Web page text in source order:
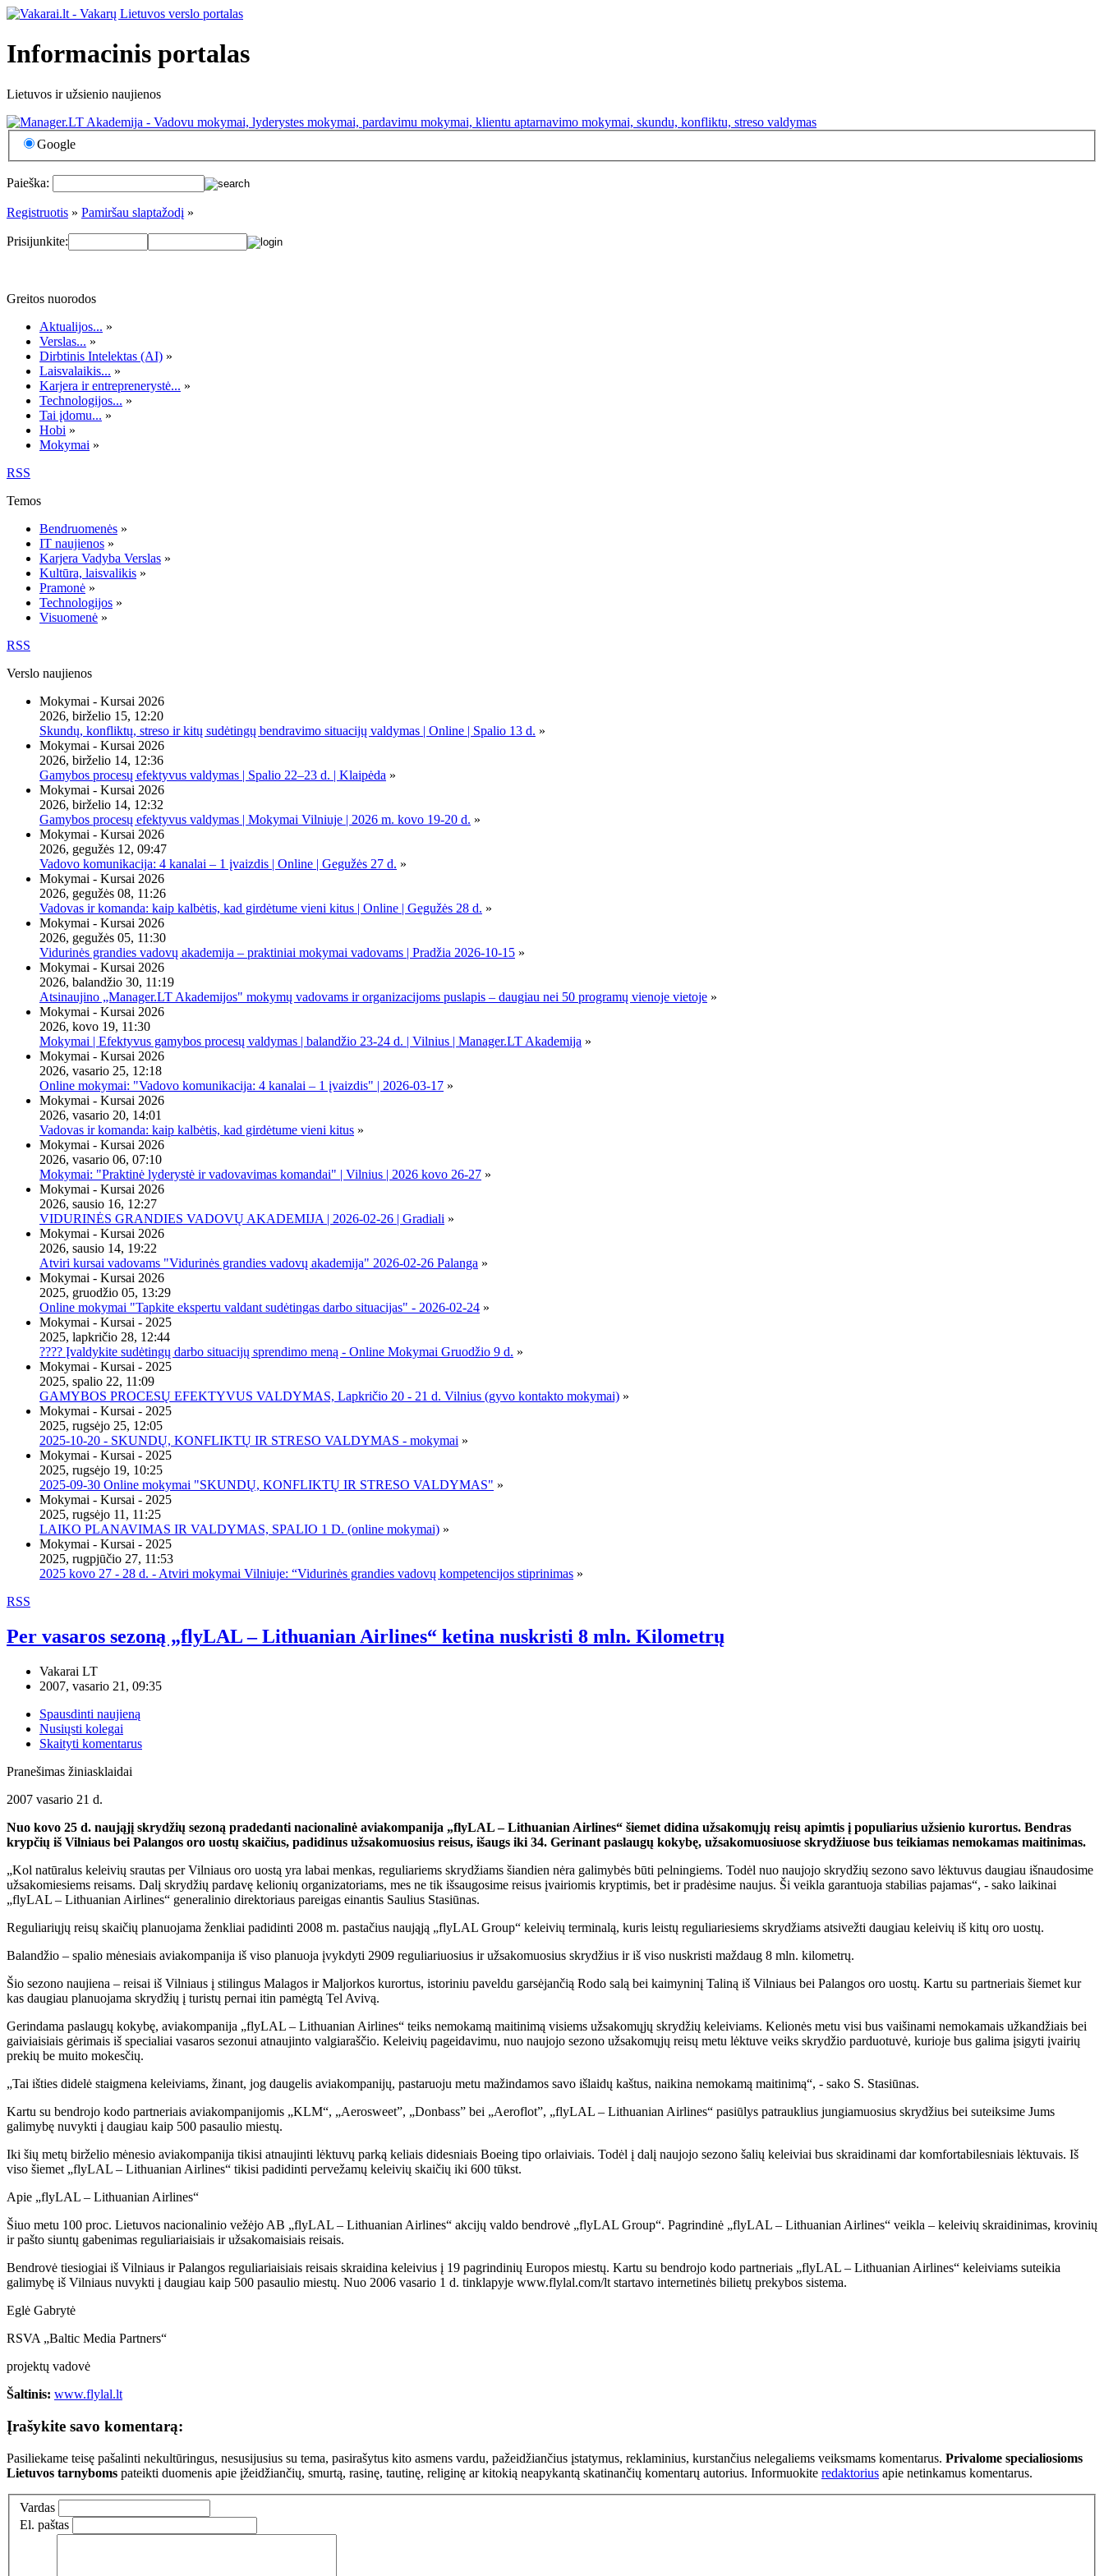
Informacinis portalas
Lietuvos ir užsienio naujienos
Google
Paieška:
Registruotis » Pamiršau slaptažodį »
Prisijunkite:
Greitos nuorodos
Aktualijos... »
Verslas... »
Dirbtinis Intelektas (AI) »
Laisvalaikis... »
Karjera ir entreprenerystė... »
Technologijos... »
Tai įdomu... »
Hobi »
Mokymai »
RSS
Temos
Bendruomenės »
IT naujienos »
Karjera Vadyba Verslas »
Kultūra, laisvalikis »
Pramonė »
Technologijos »
Visuomenė »
RSS
Verslo naujienos
Mokymai - Kursai 2026
2026, birželio 15, 12:20
Skundų, konfliktų, streso ir kitų sudėtingų bendravimo situacijų valdymas | Online | Spalio 13 d. »
Mokymai - Kursai 2026
2026, birželio 14, 12:36
Gamybos procesų efektyvus valdymas | Spalio 22–23 d. | Klaipėda »
Mokymai - Kursai 2026
2026, birželio 14, 12:32
Gamybos procesų efektyvus valdymas | Mokymai Vilniuje | 2026 m. kovo 19-20 d. »
Mokymai - Kursai 2026
2026, gegužės 12, 09:47
Vadovo komunikacija: 4 kanalai – 1 įvaizdis | Online | Gegužės 27 d. »
Mokymai - Kursai 2026
2026, gegužės 08, 11:26
Vadovas ir komanda: kaip kalbėtis, kad girdėtume vieni kitus | Online | Gegužės 28 d. »
Mokymai - Kursai 2026
2026, gegužės 05, 11:30
Vidurinės grandies vadovų akademija – praktiniai mokymai vadovams | Pradžia 2026-10-15 »
Mokymai - Kursai 2026
2026, balandžio 30, 11:19
Atsinaujino „Manager.LT Akademijos" mokymų vadovams ir organizacijoms puslapis – daugiau nei 50 programų vienoje vietoje »
Mokymai - Kursai 2026
2026, kovo 19, 11:30
Mokymai | Efektyvus gamybos procesų valdymas | balandžio 23-24 d. | Vilnius | Manager.LT Akademija »
Mokymai - Kursai 2026
2026, vasario 25, 12:18
Online mokymai: "Vadovo komunikacija: 4 kanalai – 1 įvaizdis" | 2026-03-17 »
Mokymai - Kursai 2026
2026, vasario 20, 14:01
Vadovas ir komanda: kaip kalbėtis, kad girdėtume vieni kitus »
Mokymai - Kursai 2026
2026, vasario 06, 07:10
Mokymai: "Praktinė lyderystė ir vadovavimas komandai" | Vilnius | 2026 kovo 26-27 »
Mokymai - Kursai 2026
2026, sausio 16, 12:27
VIDURINĖS GRANDIES VADOVŲ AKADEMIJA | 2026-02-26 | Gradiali »
Mokymai - Kursai 2026
2026, sausio 14, 19:22
Atviri kursai vadovams "Vidurinės grandies vadovų akademija" 2026-02-26 Palanga »
Mokymai - Kursai 2026
2025, gruodžio 05, 13:29
Online mokymai "Tapkite ekspertu valdant sudėtingas darbo situacijas" - 2026-02-24 »
Mokymai - Kursai - 2025
2025, lapkričio 28, 12:44
???? Įvaldykite sudėtingų darbo situacijų sprendimo meną - Online Mokymai Gruodžio 9 d. »
Mokymai - Kursai - 2025
2025, spalio 22, 11:09
GAMYBOS PROCESŲ EFEKTYVUS VALDYMAS, Lapkričio 20 - 21 d. Vilnius (gyvo kontakto mokymai) »
Mokymai - Kursai - 2025
2025, rugsėjo 25, 12:05
2025-10-20 - SKUNDŲ, KONFLIKTŲ IR STRESO VALDYMAS - mokymai »
Mokymai - Kursai - 2025
2025, rugsėjo 19, 10:25
2025-09-30 Online mokymai "SKUNDŲ, KONFLIKTŲ IR STRESO VALDYMAS" »
Mokymai - Kursai - 2025
2025, rugsėjo 11, 11:25
LAIKO PLANAVIMAS IR VALDYMAS, SPALIO 1 D. (online mokymai) »
Mokymai - Kursai - 2025
2025, rugpjūčio 27, 11:53
2025 kovo 27 - 28 d. - Atviri mokymai Vilniuje: “Vidurinės grandies vadovų kompetencijos stiprinimas »
RSS
Per vasaros sezoną „flyLAL – Lithuanian Airlines“ ketina nuskristi 8 mln. Kilometrų
Vakarai LT
2007, vasario 21, 09:35
Spausdinti naujieną
Nusiųsti kolegai
Skaityti komentarus
Pranešimas žiniasklaidai
2007 vasario 21 d.
Nuo kovo 25 d. naująjį skrydžių sezoną pradedanti nacionalinė aviakompanija „flyLAL – Lithuanian Airlines“ šiemet didina užsakomųjų reisų apimtis į populiarius užsienio kurortus. Bendras
krypčių iš Vilniaus bei Palangos oro uostų skaičius, padidinus užsakomuosius reisus, išaugs iki 34. Gerinant paslaugų kokybę, užsakomuosiuose skrydžiuose bus teikiamas nemokamas maitinimas.
„Kol natūralus keleivių srautas per Vilniaus oro uostą yra labai menkas, reguliariems skrydžiams šiandien nėra galimybės būti pelningiems. Todėl nuo naujojo skrydžių sezono savo lėktuvus daugiau išnaudosime
užsakomiesiems reisams. Dalį skrydžių pardavę kelionių organizatoriams, mes ne tik išsaugosime reisus įvairiomis kryptimis, bet ir pradėsime naujus. Ši veikla garantuoja stabilias pajamas“, - sako laikinai
„flyLAL – Lithuanian Airlines“ generalinio direktoriaus pareigas einantis Saulius Stasiūnas.
Reguliariųjų reisų skaičių planuojama ženkliai padidinti 2008 m. pastačius naująją „flyLAL Group“ keleivių terminalą, kuris leistų reguliariesiems skrydžiams atsivežti daugiau keleivių iš kitų oro uostų.
Balandžio – spalio mėnesiais aviakompanija iš viso planuoja įvykdyti 2909 reguliariuosius ir užsakomuosius skrydžius ir iš viso nuskristi maždaug 8 mln. kilometrų.
Šio sezono naujiena – reisai iš Vilniaus į stilingus Malagos ir Maljorkos kurortus, istoriniu paveldu garsėjančią Rodo salą bei kaimyninį Taliną iš Vilniaus bei Palangos oro uostų. Kartu su partneriais šiemet kur
kas daugiau planuojama skrydžių į turistų pernai itin pamėgtą Tel Avivą.
Gerindama paslaugų kokybę, aviakompanija „flyLAL – Lithuanian Airlines“ teiks nemokamą maitinimą visiems užsakomųjų skrydžių keleiviams. Kelionės metu visi bus vaišinami nemokamais užkandžiais bei
gaiviaisiais gėrimais iš specialiai vasaros sezonui atnaujinto valgiaraščio. Keleivių pageidavimu, nuo naujojo sezono užsakomųjų reisų metu lėktuve veiks skrydžio parduotuvė, kurioje bus galima įsigyti įvairių
prekių be muito mokesčių.
„Tai išties didelė staigmena keleiviams, žinant, jog daugelis aviakompanijų, pastaruoju metu mažindamos savo išlaidų kaštus, naikina nemokamą maitinimą“, - sako S. Stasiūnas.
Kartu su bendrojo kodo partneriais aviakompanijomis „KLM“, „Aerosweet”, „Donbass” bei „Aeroflot”, „flyLAL – Lithuanian Airlines“ pasiūlys patrauklius jungiamuosius skrydžius bei suteiksime Jums
galimybę nuvykti į daugiau kaip 500 pasaulio miestų.
Iki šių metų birželio mėnesio aviakompanija tikisi atnaujinti lėktuvų parką keliais didesniais Boeing tipo orlaiviais. Todėl į dalį naujojo sezono šalių keleiviai bus skraidinami dar komfortabilesniais lėktuvais. Iš
viso šiemet „flyLAL – Lithuanian Airlines“ tikisi padidinti pervežamų keleivių skaičių iki 600 tūkst.
Apie „flyLAL – Lithuanian Airlines“
Šiuo metu 100 proc. Lietuvos nacionalinio vežėjo AB „flyLAL – Lithuanian Airlines“ akcijų valdo bendrovė „flyLAL Group“. Pagrindinė „flyLAL – Lithuanian Airlines“ veikla – keleivių skraidinimas, krovinių
ir pašto siuntų gabenimas reguliariaisiais ir užsakomaisiais reisais.
Bendrovė tiesiogiai iš Vilniaus ir Palangos reguliariaisiais reisais skraidina keleivius į 19 pagrindinių Europos miestų. Kartu su bendrojo kodo partneriais „flyLAL – Lithuanian Airlines“ keleiviams suteikia
galimybę iš Vilniaus nuvykti į daugiau kaip 500 pasaulio miestų. Nuo 2006 vasario 1 d. tinklapyje www.flylal.com/lt startavo internetinės bilietų prekybos sistema.
Eglė Gabrytė
RSVA „Baltic Media Partners“
projektų vadovė
Šaltinis: www.flylal.lt
Įrašykite savo komentarą:
Pasiliekame teisę pašalinti nekultūringus, nesusijusius su tema, pasirašytus kito asmens vardu, pažeidžiančius įstatymus, reklaminius, kurstančius nelegaliems veiksmams komentarus. Privalome specialiosioms
Lietuvos tarnyboms pateikti duomenis apie įžeidžiančių, smurtą, rasinę, tautinę, religinę ar kitokią neapykantą skatinančių komentarų autorius. Informuokite redaktorius apie netinkamus komentarus.
Vardas
El. paštas